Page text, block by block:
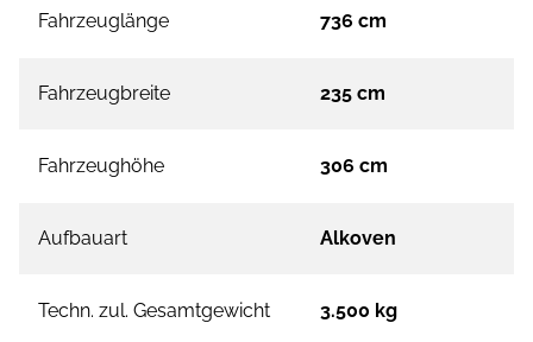
Fahrzeuglänge 736 cm
Fahrzeugbreite 235 cm
Fahrzeughöhe 306 cm
Aufbauart Alkoven
Techn. zul. Gesamtgewicht 3.500 kg